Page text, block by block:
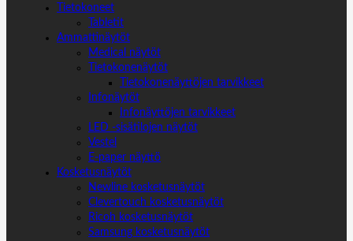
Tietokoneet
Tabletit
Ammattinäytöt
Medical näytöt
Tietokonenäytöt
Tietokonenäyttöjen tarvikkeet
Infonäytöt
Infonäyttöjen tarvikkeet
LED -sisätilojen näytöt
Vestel
E-paper näyttö
Kosketusnäytöt
Newline kosketusnäytöt
Clevertouch kosketusnäytöt
Ricoh kosketusnäytöt
Samsung kosketusnäytöt